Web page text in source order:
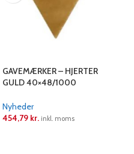
GAVEMÆRKER – HJERTER
GULD 40×48/1000
Nyheder
454,79 kr. inkl. moms